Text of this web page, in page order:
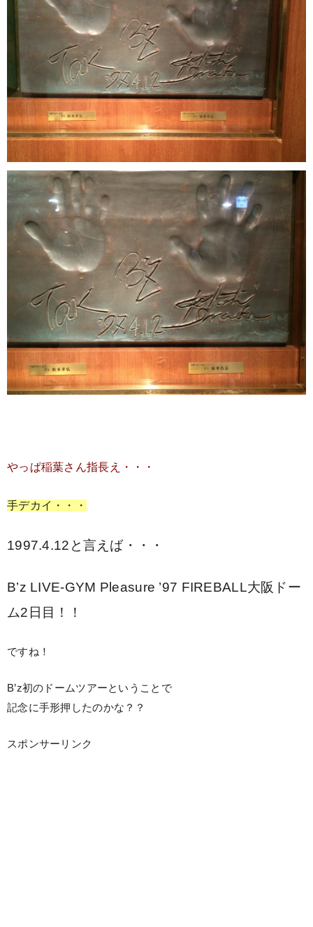
やっぱ稲葉さん指長え・・・
手デカイ・・・
1997.4.12と言えば・・・
B’z LIVE-GYM Pleasure ’97 FIREBALL大阪ドー
ム2日目！！
ですね！
B’z初のドームツアーということで
記念に手形押したのかな？？
スポンサーリンク